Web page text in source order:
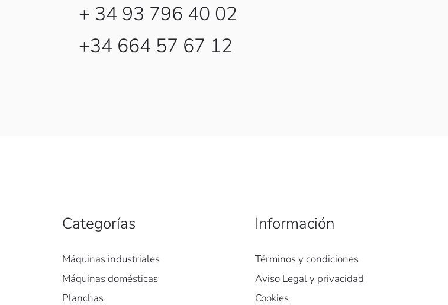
+ 34 93 796 40 02
+34 664 57 67 12
Categorías
Máquinas industriales
Máquinas domésticas
Planchas
Información
Términos y condiciones
Aviso Legal y privacidad
Cookies